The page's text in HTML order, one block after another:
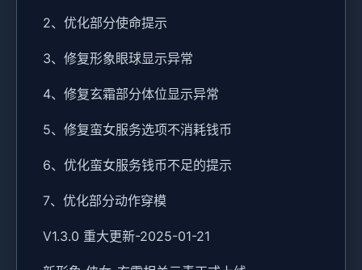
2、优化部分使命提示
3、修复形象眼球显示异常
4、修复玄霜部分体位显示异常
5、修复蛮女服务选项不消耗钱币
6、优化蛮女服务钱币不足的提示
7、优化部分动作穿模
V1.3.0 重大更新-2025-01-21